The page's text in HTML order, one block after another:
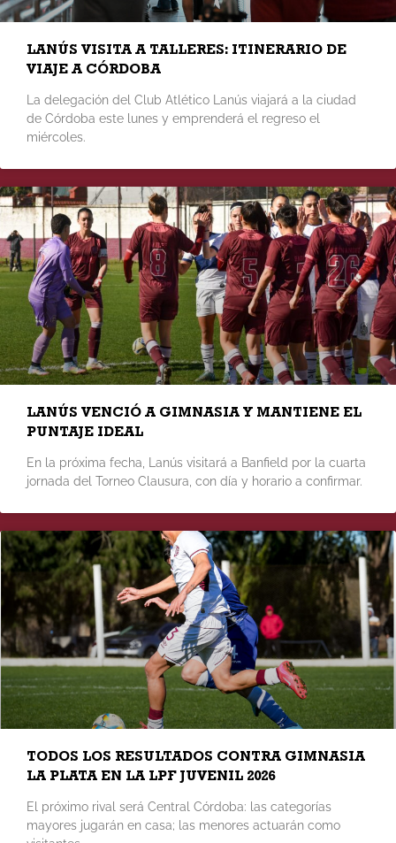
LANÚS VISITA A TALLERES: ITINERARIO DE
VIAJE A CÓRDOBA
La delegación del Club Atlético Lanús viajará a la ciudad
de Córdoba este lunes y emprenderá el regreso el
miércoles.
LANÚS VENCIÓ A GIMNASIA Y MANTIENE EL
PUNTAJE IDEAL
En la próxima fecha, Lanús visitará a Banfield por la cuarta
jornada del Torneo Clausura, con día y horario a confirmar.
TODOS LOS RESULTADOS CONTRA GIMNASIA
LA PLATA EN LA LPF JUVENIL 2026
El próximo rival será Central Córdoba: las categorías
mayores jugarán en casa; las menores actuarán como